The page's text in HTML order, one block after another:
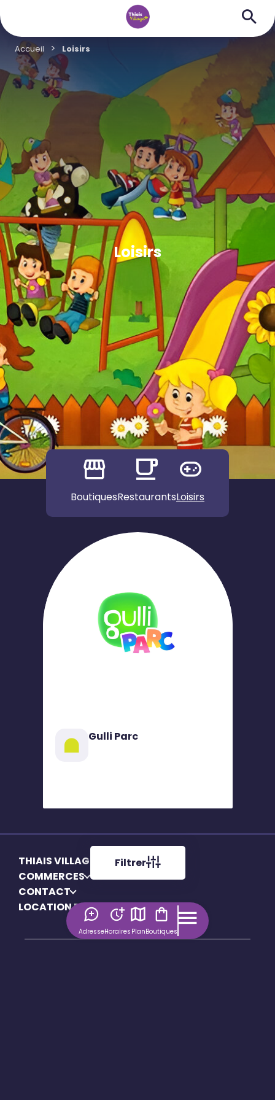
AdresseHoraires PlanBoutiques
Accueil Loisirs
Filtrer
Loisirs
BoutiquesRestaurantsLoisirs
Gulli Parc
THIAIS VILLAGE
COMMERCES
CONTACT
LOCATION EMPLACEMENT